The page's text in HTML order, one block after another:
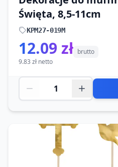
Święta, 8,5-11cm
KPM27-019M
12.09 zł brutto
9.83 zł netto